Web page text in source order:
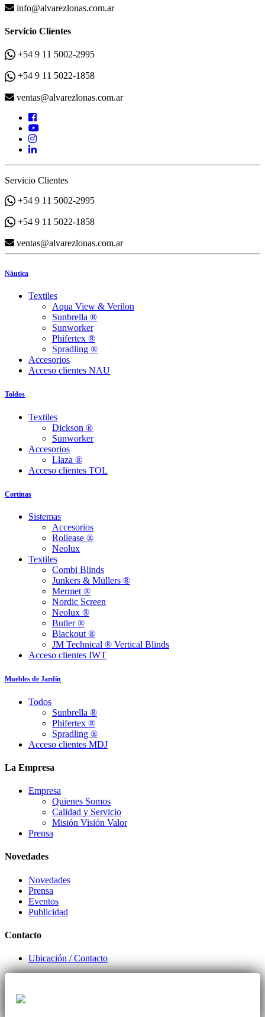
info@alvarezlonas.com.ar
Servicio Clientes
+54 9 11 5002-2995
+54 9 11 5022-1858
ventas@alvarezlonas.com.ar
Servicio Clientes
+54 9 11 5002-2995
+54 9 11 5022-1858
ventas@alvarezlonas.com.ar
Náutica
Textiles
Aqua View & Verilon
Sunbrella ®
Sunworker
Phifertex ®
Spradling ®
Accesorios
Acceso clientes NAU
Toldos
Textiles
Dickson ®
Sunworker
Accesorios
Llaza ®
Acceso clientes TOL
Cortinas
Sistemas
Accesorios
Rollease ®
Neolux
Textiles
Combi Blinds
Junkers & Müllers ®
Mermet ®
Nordic Screen
Neolux ®
Butler ®
Blackout ®
JM Technical ® Vertical Blinds
Acceso clientes IWT
Muebles de Jardín
Todos
Sunbrella ®
Phifertex ®
Spradling ®
Acceso clientes MDJ
La Empresa
Empresa
Quienes Somos
Calidad y Servicio
Misión Visión Valor
Prensa
Novedades
Novedades
Prensa
Eventos
Publicidad
Contacto
Ubicación / Contacto